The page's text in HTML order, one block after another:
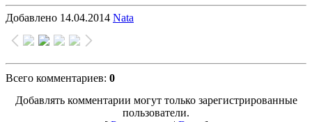
Добавлено 14.04.2014 Nata
Всего комментариев: 0
Добавлять комментарии могут только зарегистрированные
пользователи.